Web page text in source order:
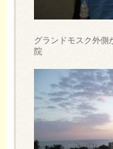
グランドモ
院 モ